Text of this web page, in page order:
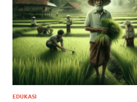
EDUKASI